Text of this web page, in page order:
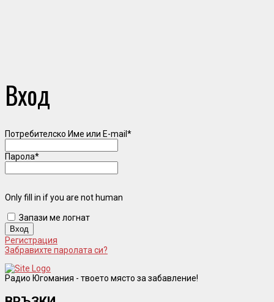
Вход
Потребителско Име или E-mail *
Парола*
Only fill in if you are not human
Запази ме логнат
Регистрация
Забравихте паролата си?
Радио Югомания - твоето място за забавление!